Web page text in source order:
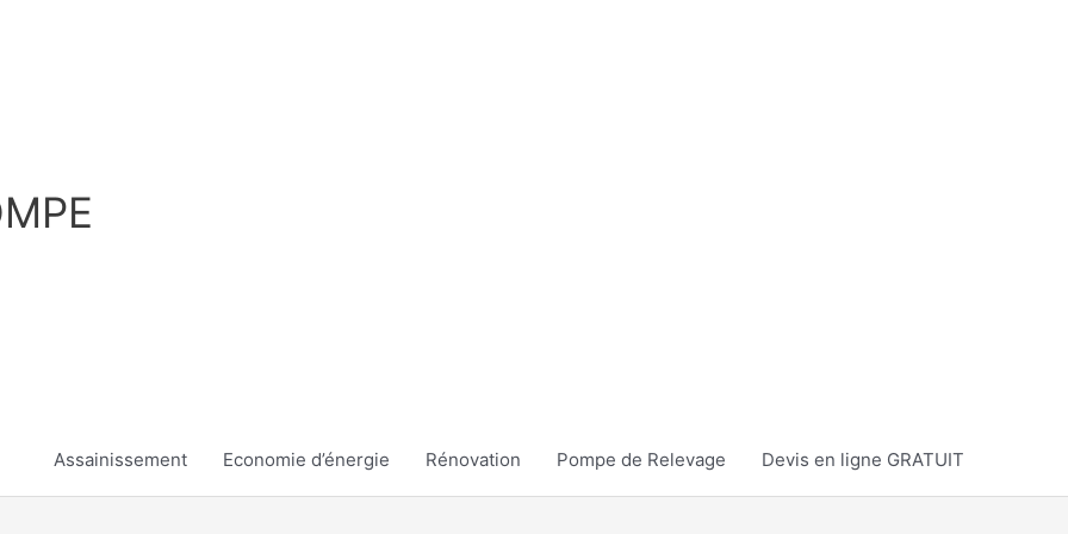
Assainissement Economie d’énergie Rénovation Pompe de Relevage Devis en ligne GRATUIT